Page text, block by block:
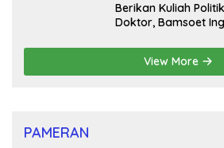
Berikan Kuliah
Doktor, Bamsoet
View More
PAMERAN